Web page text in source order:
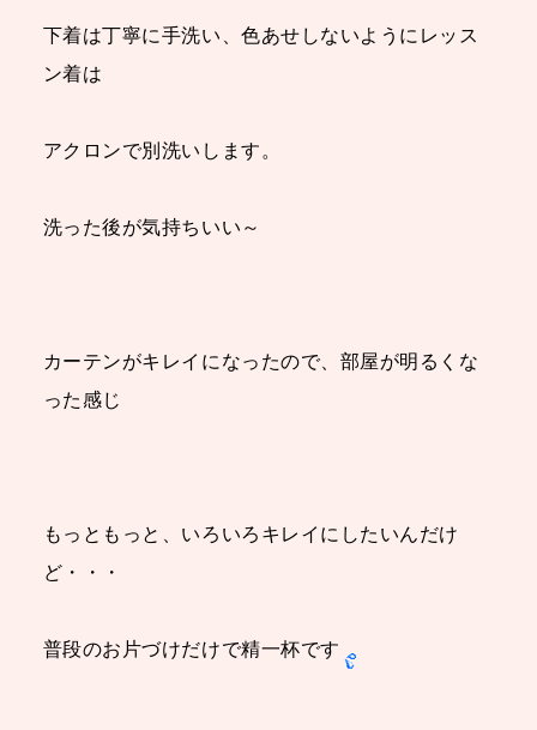
下着は丁寧に手洗い、色あせしないようにレッス
ン着は
アクロンで別洗いします。
洗った後が気持ちいい～
カーテンがキレイになったので、部屋が明るくな
った感じ
もっともっと、いろいろキレイにしたいんだけ
ど・・・
普段のお片づけだけで精一杯です